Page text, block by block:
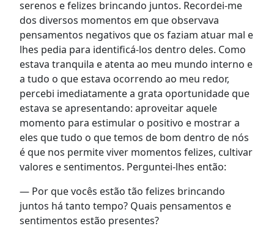
serenos e felizes brincando juntos. Recordei-me
dos diversos momentos em que observava
pensamentos negativos que os faziam atuar mal e
lhes pedia para identificá-los dentro deles. Como
estava tranquila e atenta ao meu mundo interno e
a tudo o que estava ocorrendo ao meu redor,
percebi imediatamente a grata oportunidade que
estava se apresentando: aproveitar aquele
momento para estimular o positivo e mostrar a
eles que tudo o que temos de bom dentro de nós
é que nos permite viver momentos felizes, cultivar
valores e sentimentos. Perguntei-lhes então:
— Por que vocês estão tão felizes brincando
juntos há tanto tempo? Quais pensamentos e
sentimentos estão presentes?